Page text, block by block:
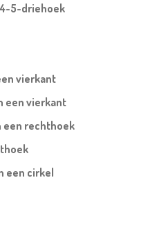
5-driehoek
vierkant
een vierkant
een rechthoek
een cirkel